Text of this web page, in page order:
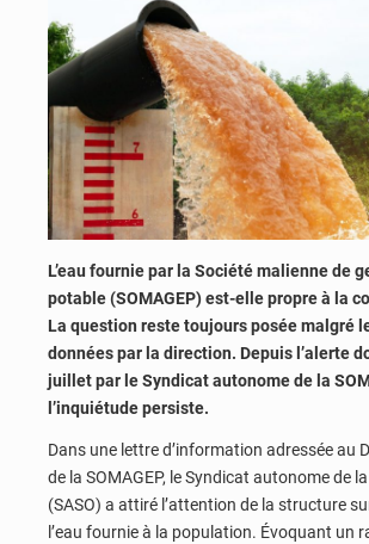
L’eau fournie par la Société malienne de
potable (SOMAGEP) est-elle propre à la
La question reste toujours posée malgré
données par la direction. Depuis l’alerte
juillet par le Syndicat autonome de la
l’inquiétude persiste.
Dans une lettre d’information adressée au
de la SOMAGEP, le Syndicat autonome de
(SASO) a attiré l’attention de la structure
l’eau fournie à la population. Évoquant un